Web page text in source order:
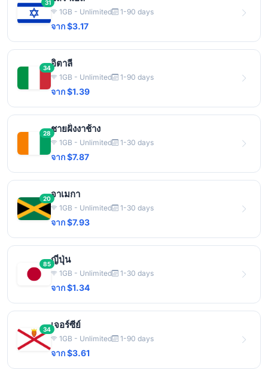
31
1GB - Unlimited 1-90 days
จาก $3.17
34อิตาลี
1GB - Unlimited 1-90 days
จาก $1.39
28ชายฝั่งงาช้าง
1GB - Unlimited 1-30 days
จาก $7.87
20จาเมกา
1GB - Unlimited 1-30 days
จาก $7.93
85ญี่ปุ่น
1GB - Unlimited 1-30 days
จาก $1.34
34เจอร์ซีย์
1GB - Unlimited 1-90 days
จาก $3.61